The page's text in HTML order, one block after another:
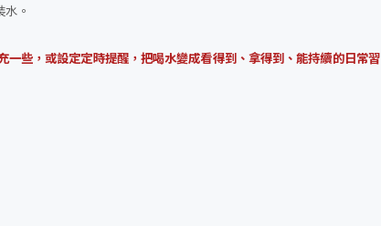
。
些，或設定定時提醒，把喝水變成看得到、拿得到、能持續的日常習